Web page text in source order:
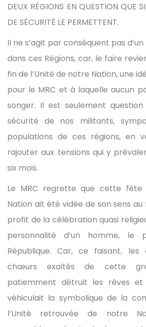
DEUX RÉGIONS EN QUESTION QUE
DE SÉCURITÉ LE PERMETTENT.
Il ne s’agit par conséquent pas
dans ces Régions, car, le faire
fin de l’Unité de notre Nation, une
pour le MRC et à laquelle aucun
songer. Il est seulement
sécurité de nos militants,
populations de ces régions, en
rajouter aux tensions qui y
six mois.
Le MRC regrette que cette fête
Nation ait été vidée de son sens au
profit de la célébration quasi
personnalité d’un homme, le
République. Car, ce faisant,
chœurs exaltés de cette
patiemment détruit les rêves et
véhiculait la symbolique de la
l’Unité retrouvée de notre